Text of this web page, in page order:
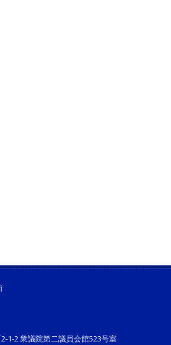
1-2 衆議院第二議員会館523号室